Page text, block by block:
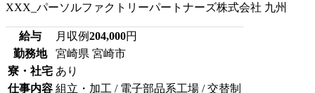
XXX_パーソルファクトリーパートナーズ株式会社 九州
給与 月収例204,000円
勤務地
宮崎県 宮崎市
寮・社宅 あり
仕事内容 組立・加工 / 電子部品系工場 / 交替制